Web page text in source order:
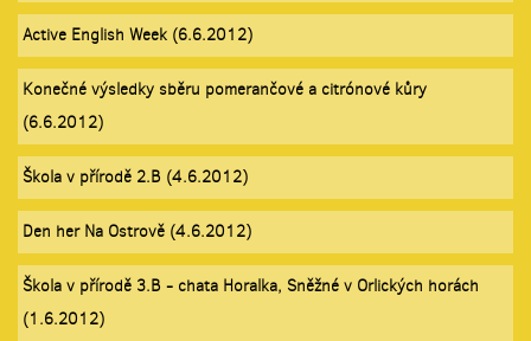
Active English Week (6.6.2012)
Konečné výsledky sběru pomerančové a citrónové kůry
(6.6.2012)
Škola v přírodě 2.B (4.6.2012)
Den her Na Ostrově (4.6.2012)
Škola v přírodě 3.B - chata Horalka, Sněžné v Orlických horách
(1.6.2012)